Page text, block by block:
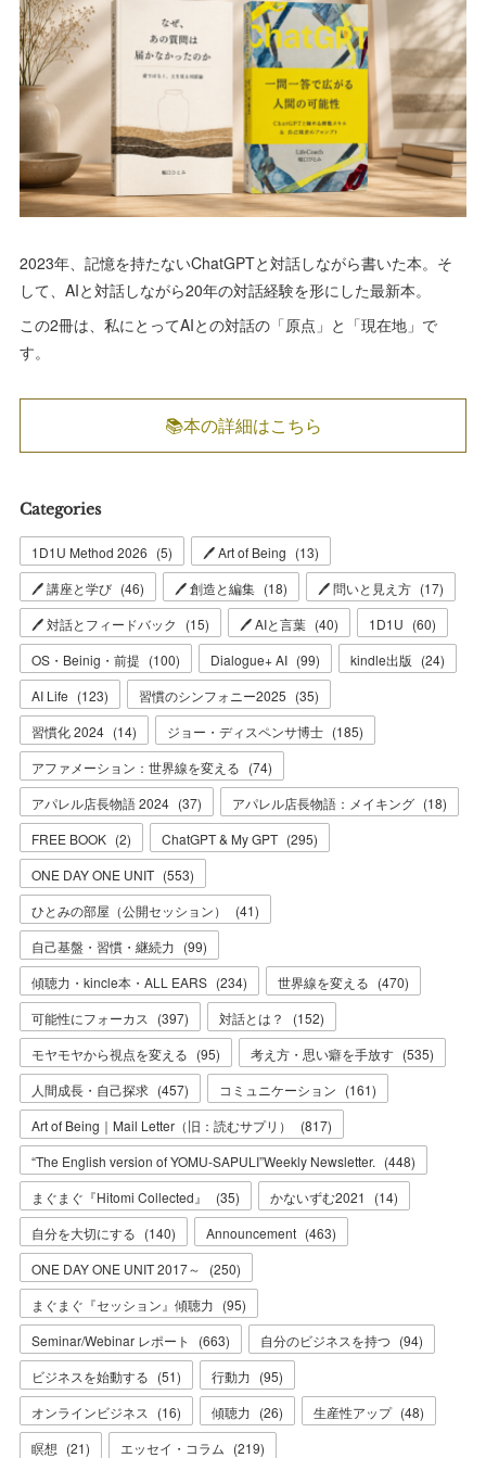
2023年、記憶を持たないChatGPTと対話しながら書いた本。そ
して、AIと対話しながら20年の対話経験を形にした最新本。
この2冊は、私にとってAIとの対話の「原点」と「現在地」で
す。
📚本の詳細はこちら
Categories
1D1U Method 2026 (5) 🖊 Art of Being (13)
🖊 講座と学び (46) 🖊 創造と編集 (18) 🖊 問いと見え方 (17)
🖊 対話とフィードバック
(15) 🖊 AIと言葉 (40) 1D1U (60)
OS・Beinig・前提 (100) Dialogue+ AI (99) kindle出版 (24)
AI Life (123) 習慣のシンフォニー2025 (35)
習慣化 2024 (14) ジョー・ディスペンサ博士 (185)
アファメーション：世界線を変える (74)
アパレル店長物語 2024 (37) アパレル店長物語：メイキング (18)
FREE BOOK (2) ChatGPT & My GPT (295)
ONE DAY ONE UNIT (553)
ひとみの部屋（公開セッション）
(41)
自己基盤・習慣・継続力 (99)
傾聴力・kincle本・ALL EARS (234) 世界線を変える (470)
可能性にフォーカス
(397) 対話とは？ (152)
モヤモヤから視点を変える (95) 考え方・思い癖を手放す (535)
人間成長・自己探求 (457) コミュニケーション (161)
Art of Being｜Mail Letter（旧：読むサプリ）
(817)
“The English version of YOMU-SAPULI”Weekly Newsletter. (448)
まぐまぐ『Hitomi Collected』
(35) かないずむ2021 (14)
自分を大切にする (140) Announcement (463)
ONE DAY ONE UNIT 2017～
(250)
まぐまぐ『セッション』傾聴力 (95)
Seminar/Webinar レポート
(663) 自分のビジネスを持つ (94)
ビジネスを始動する (51) 行動力 (95)
オンラインビジネス
(16) 傾聴力 (26) 生産性アップ (48)
瞑想 (21) エッセイ・コラム (219)